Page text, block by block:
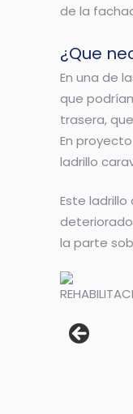
de la
¿Que
En una de
que
trasera,
En
ladrillo
Este
la parte